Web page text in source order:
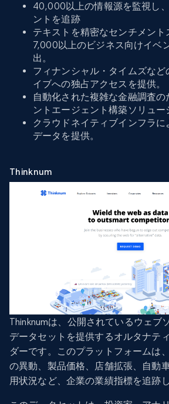
40,000以上の情報源を監視し
ントを追跡
テキストを精密なセンチメント
7,000以上のビジネス向けイベ
出。
フィナンシャル・タイムズな
イブへの独占アクセスを提供。
自動化された複雑な金融調査
ントエージェント構築ソリュー
クラウドネイティブインフラ
データを提供。
Thinknum
Thinknumは、公開されているウェブ
データセットを提供するオルタナテ
ダーです。このプラットフォームは
の異動、製品価格、店舗拡張、自動
用状況など、企業の業績指標を追跡し